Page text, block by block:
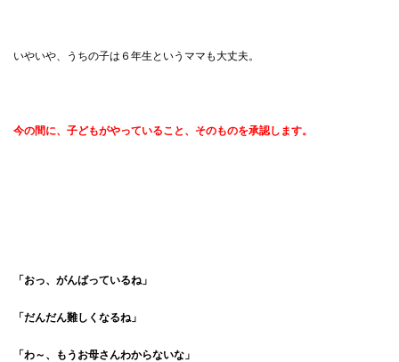
いやいや、うちの子は６年生というママも大丈夫。
今の間に、子どもがやっていること、そのものを承認します。
「おっ、がんばっているね」
「だんだん難しくなるね」
「わ～、もうお母さんわからないな」